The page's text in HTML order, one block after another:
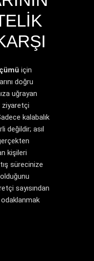
için
doğru
uğrayan
ziyaretçi
kalabalık
değildir; asıl
kişileri
sürecinize
sayısından